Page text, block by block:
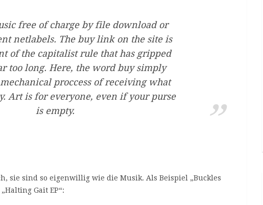
free of charge by file download or
netlabels. The buy link on the site is
of the capitalist rule that has gripped
too long. Here, the word buy simply
proccess of receiving what
Art is for everyone, even if your purse
is empty.
sie sind so eigenwillig wie die Musik. Als Beispiel „Buckles
Gait EP“: